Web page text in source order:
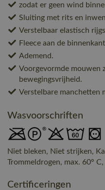
zodat er geen wind
Sluiting met rits en
Verstelbaar elastisch
Fleece aan de
Ademend.
Voorgevormde mouwen
bewegingsvrijheid.
Verstelbare manchetten
Wasvoorschriften
Niet bleken, Niet strijken,
Trommeldrogen, max. 60°
Certificeringen